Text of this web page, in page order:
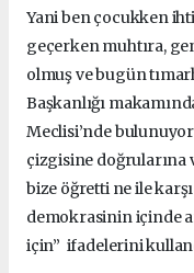
Yani ben çocukken
geçerken muhtıra,
olmuş ve bugün
Başkanlığı
Meclisi’nde
çizgisine doğrularına
bize öğretti ne ile
demokrasinin içinde
için” ifadelerini